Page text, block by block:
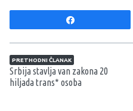
Navigacija članaka
PRETHODNI ČLANAK
Srbija stavlja van zakona 20
hiljada trans* osoba